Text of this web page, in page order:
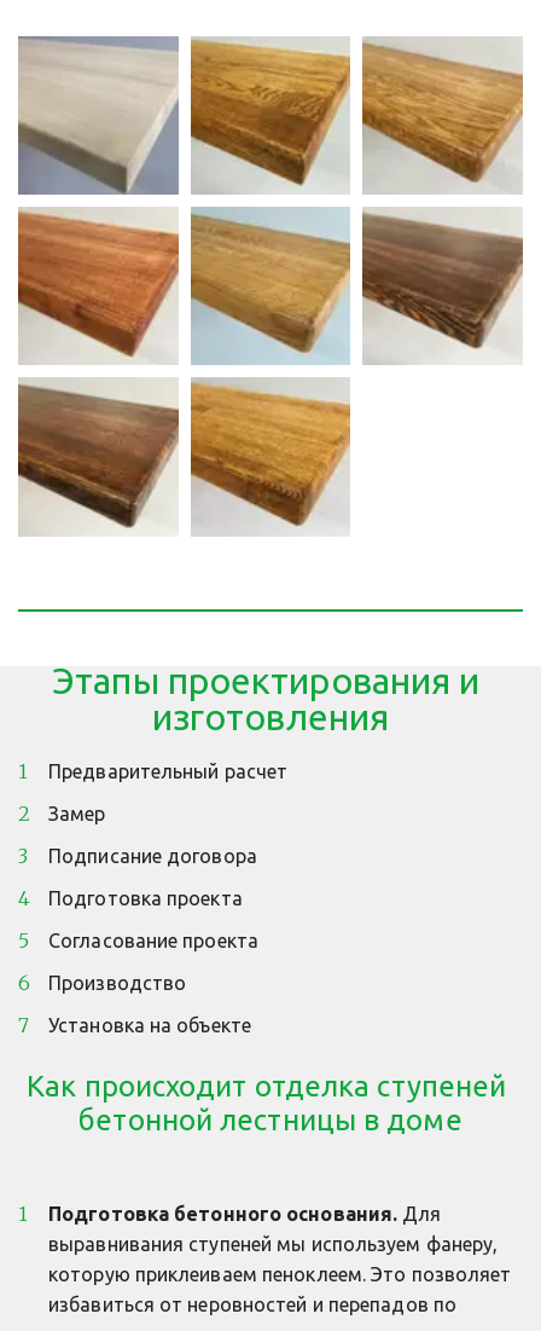
Этапы проектирования и
изготовления
Предварительный расчет
Замер
Подписание договора
Подготовка проекта
Согласование проекта
Производство
Установка на объекте
Как происходит отделка ступеней
бетонной лестницы в доме
Подготовка бетонного основания. Для
выравнивания ступеней мы используем фанеру,
которую приклеиваем пеноклеем. Это позволяет
избавиться от неровностей и перепадов по